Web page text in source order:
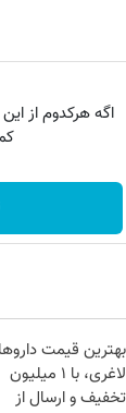
اگه هرکدوم از
بهترین قیمت
لاغری، با ۱ میلیون
تخفیف و ارسال از